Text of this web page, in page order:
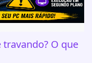
O que